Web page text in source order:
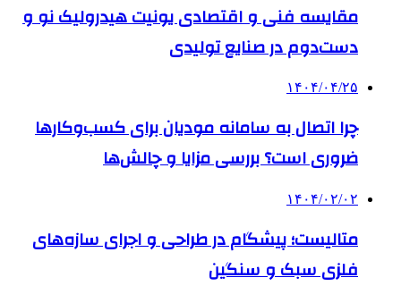
مقایسه فنی و اقتصادی یونیت هیدرولیک نو و
دست‌دوم در صنایع تولیدی
۱۴۰۴/۰۴/۲۵
چرا اتصال به سامانه مودیان برای کسب‌وکارها
ضروری است؟ بررسی مزایا و چالش‌ها
۱۴۰۴/۰۲/۰۲
متالیست؛ پیشگام در طراحی و اجرای سازه‌های
فلزی سبک و سنگین